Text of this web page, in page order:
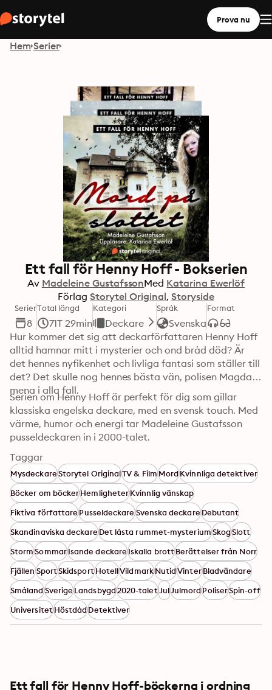
Prova nu
Hem Serier
Ett fall för Henny Hoff - Bokserien
Av Madeleine GustafssonMed Katarina Ewerlöf
Förlag Storytel Original Storyside
Serier
8
Total längd
71T 29min
Kategori
Deckare
Språk
Svenska
Format
Hur kommer det sig att deckarförfattaren Henny Hoff
alltid hamnar mitt i mysterier och ond bråd död? Är
det hennes nyfikenhet och livliga fantasi som ställer till
det? Det skulle nog hennes bästa vän, polisen Magda,
Serien om Henny Hoff är perfekt för dig som gillar
klassiska engelska deckare, med en svensk touch. Med
värme, humor och energi tar Madeleine Gustafsson
pusseldeckaren in i 2000-talet.
Taggar
MysdeckareStorytel OriginalTV & FilmMordKvinnliga detektiver
Böcker om böckerHemligheterKvinnlig vänskap
Fiktiva författarePusseldeckareSvenska deckareDebutant
Skandinaviska deckareDet låsta rummet-mysteriumSkogSlott
StormSommarIsande deckareIskalla brottBerättelser från Norr
FjällenSportSkidsportHotellVildmarkNutidVinterBladvändare
SmålandSverigeLandsbygd2020-taletJulJulmordPoliserSpin-off
UniversitetHöstdådDetektiver
Ett fall för Henny Hoff-böckerna i ordning